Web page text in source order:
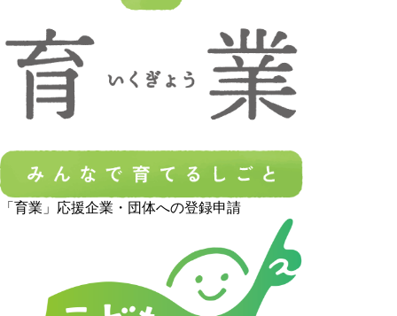
「育業」応援企業・団体への登録申請